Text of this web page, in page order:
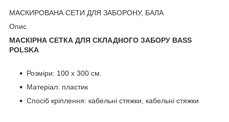
МАСКИРОВАНА СЕТИ ДЛЯ ЗАБОРОНУ, БАЛА
Опис
МАСКІРНА СЕТКА ДЛЯ СКЛАДНОГО ЗАБОРУ BASS
POLSKA
Розміри: 100 х 300 см.
Матеріал: пластик
Спосіб кріплення: кабельні стяжки, кабельні стяжки